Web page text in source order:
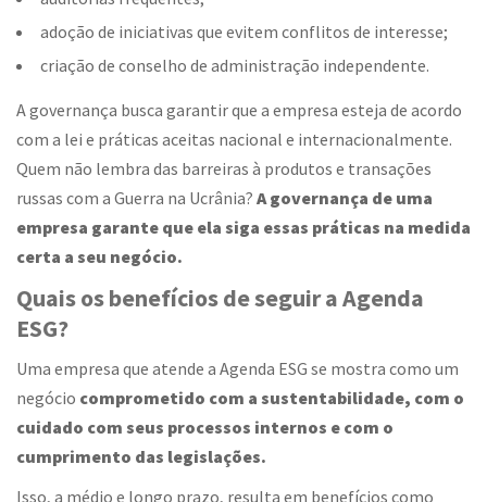
adoção de iniciativas que evitem conflitos de interesse;
criação de conselho de administração independente.
A governança busca garantir que a empresa esteja de acordo
com a lei e práticas aceitas nacional e internacionalmente.
Quem não lembra das barreiras à produtos e transações
russas com a Guerra na Ucrânia? A governança de uma
empresa garante que ela siga essas práticas na medida
certa a seu negócio.
Quais os benefícios de seguir a Agenda
ESG?
Uma empresa que atende a Agenda ESG se mostra como um
negócio comprometido com a sustentabilidade, com o
cuidado com seus processos internos e com o
cumprimento das legislações.
Isso, a médio e longo prazo, resulta em benefícios como